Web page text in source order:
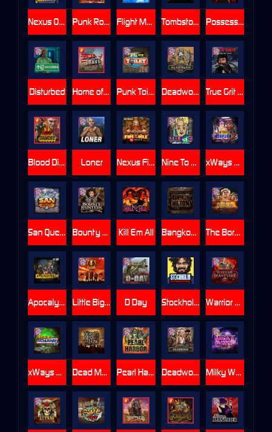
Kill Em All
Blood Diamond Nexus Fire In The Hole xBomb
Dead Men Walking
Home of the Brave
Tombstone Slaughter
Stockholm Syndrome
Apocalypse Super xNudge
Punk Rocker 2
Deadwood R.I.P
Bangkok Hilton
Nexus Outsourced
Loner xWays Hoarder 2
Nine To Five
Bounty Hunters xNudge®
Warrior Graveyard xNudge
Flight Mode
Little Bighorn
San Quentin xWays
Punk Toilet
Possessed
Deadwood xNudge
Disturbed
Milky Ways
Pearl Harbor
True Grit Redemption
xWays Hoarder xSplit
D Day
The Border